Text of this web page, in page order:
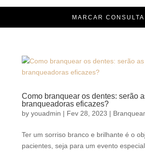
MARCAR CONSULTA
Como branquear os dentes: serão
branqueadoras eficazes?
by youadmin | Fev 28, 2023 |
Ter um sorriso branco e brilhante é o
pacientes, seja para um evento